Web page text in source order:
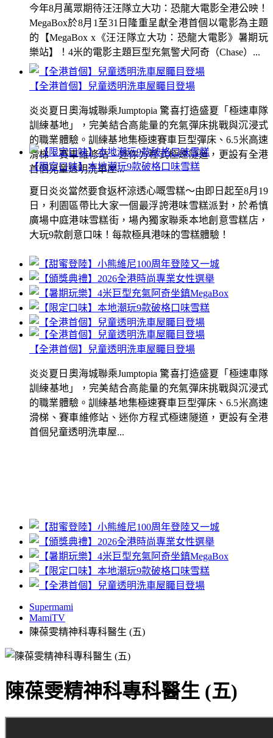
【全港首個】兒童透明洗車屋矚目登場
炎炎夏日奧海城聯乘Jumptopia 驚喜打造盛夏「極速車隊
訓練基地」，完美結合高能量的充氣彈床挑戰與沉浸式
的職業體驗。訓練基地集極速賽車巨型彈床、6.5米高速
滑梯、賽車維修站、迷你方程式極速隧道，更設有全港
首個兒童透明洗車屋...
今年8月萬眾期待汪汪隊立大功：恐龍大電影全港公映！
MegaBox於8月1至31日隆重呈獻全港首個以電影為主題
的【MegaBox x《汪汪隊立大功：恐龍大電影》暑期玩
樂站】！4米的電影主題巨型充氣警犬阿奇（Chase）...
【限定口味】本地潮玩9款破格口味雪糕
夏日炎炎當然要食返杯涼透心嘅雪糕～由即日起至8月19
日，利園區帶比大家一個最浮誇港味雪糕派對，於希慎
廣場中庭港味雪糕街，場內獨家聯乘本地創意雪糕店，
大玩9款創意口味！每款極具港味的雪糕體驗！
【全港首個】兒童透明洗車屋矚目登場
炎炎夏日奧海城聯乘Jumptopia 驚喜打造盛夏「極速車隊
訓練基地」，完美結合高能量的充氣彈床挑戰與沉浸式
的職業體驗。訓練基地集極速賽車巨型彈床、6.5米高速
滑梯、賽車維修站、迷你方程式極速隧道，更設有全港
首個兒童透明洗車屋...
Supermami
MamiTV
陳葆雯精神科專科醫生 (五)
陳葆雯精神科專科醫生 (五)